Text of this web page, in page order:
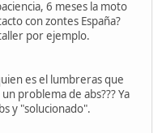
6 meses la moto
con zontes España?
por ejemplo.
es el lumbreras que
problema de abs??? Ya
y "solucionado".